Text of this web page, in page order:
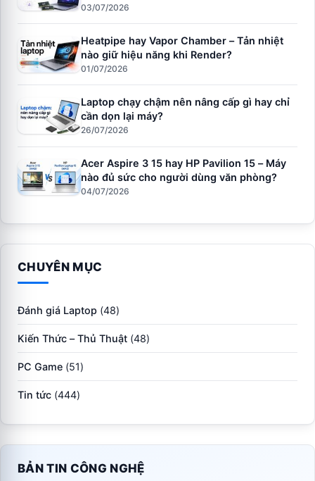
03/07/2026
Heatpipe hay Vapor Chamber – Tản nhiệt
nào giữ hiệu năng khi Render?
01/07/2026
Laptop chạy chậm nên nâng cấp gì hay chỉ
cần dọn lại máy?
26/07/2026
Acer Aspire 3 15 hay HP Pavilion 15 – Máy
nào đủ sức cho người dùng văn phòng?
04/07/2026
CHUYÊN MỤC
Đánh giá Laptop (48)
Kiến Thức – Thủ Thuật (48)
PC Game (51)
Tin tức (444)
BẢN TIN CÔNG NGHỆ